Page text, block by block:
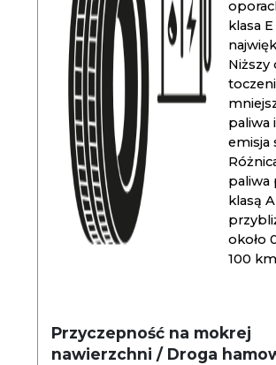
klasa
Niższy
paliwa
emisja
paliwa
klasą
około
100
Przyczepność na mokrej
nawierzchni / Droga